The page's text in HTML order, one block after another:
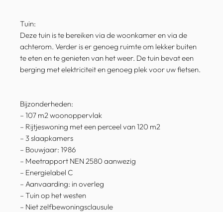
Tuin:
Deze tuin is te bereiken via de woonkamer en via de
achterom. Verder is er genoeg ruimte om lekker buiten
te eten en te genieten van het weer. De tuin bevat een
berging met elektriciteit en genoeg plek voor uw fietsen.
Bijzonderheden:
– 107 m2 woonoppervlak
– Rijtjeswoning met een perceel van 120 m2
– 3 slaapkamers
– Bouwjaar: 1986
– Meetrapport NEN 2580 aanwezig
– Energielabel C
– Aanvaarding: in overleg
– Tuin op het westen
– Niet zelfbewoningsclausule